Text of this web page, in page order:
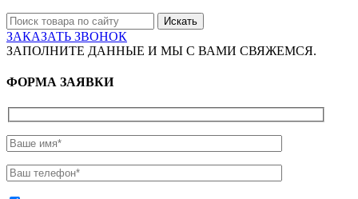
Искать
ЗАКАЗАТЬ ЗВОНОК
ЗАПОЛНИТЕ ДАННЫЕ И МЫ С ВАМИ СВЯЖЕМСЯ.
ФОРМА ЗАЯВКИ